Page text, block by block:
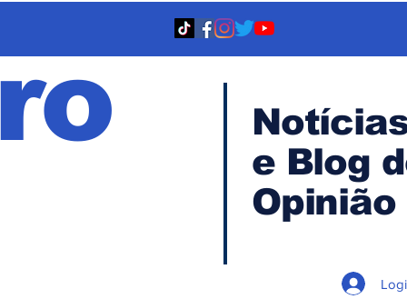
e Blog
Opinião